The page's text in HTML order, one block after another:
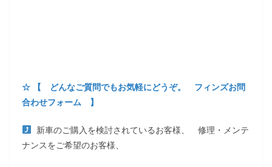
☆ 【 どんなご質問でもお気軽にどうぞ。 フィンズお問
合わせフォーム 】
新車のご購入を検討されているお客様、 修理・メンテ
ナンスをご希望のお客様、